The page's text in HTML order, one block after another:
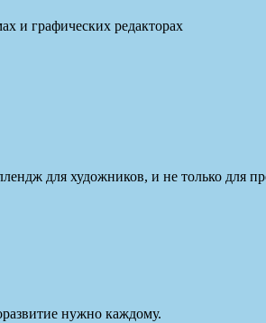
и графических редакторах
для художников, и не только для
нужно каждому.